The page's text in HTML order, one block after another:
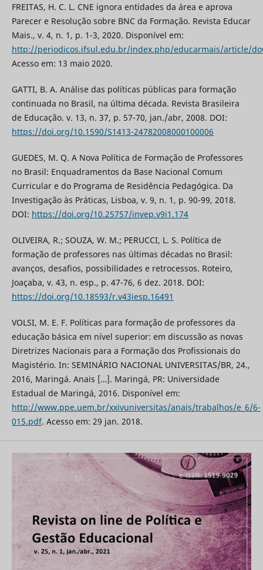
FREITAS, H. C. L. CNE ignora entidades da área e aprova
Parecer e Resolução sobre BNC da Formação. Revista Educar
Mais., v. 4, n. 1, p. 1-3, 2020. Disponível em:
http://periodicos.ifsul.edu.br/index.php/educarmais/article/
Acesso em: 13 maio 2020.
GATTI, B. A. Análise das políticas públicas para formação
continuada no Brasil, na última década. Revista Brasileira
de Educação. v. 13, n. 37, p. 57-70, jan./abr, 2008. DOI:
https://doi.org/10.1590/S1413-24782008000100006
GUEDES, M. Q. A Nova Política de Formação de Professores
no Brasil: Enquadramentos da Base Nacional Comum
Curricular e do Programa de Residência Pedagógica. Da
Investigação às Práticas, Lisboa, v. 9, n. 1, p. 90-99, 2018.
DOI: https://doi.org/10.25757/invep.v9i1.174
OLIVEIRA, R.; SOUZA, W. M.; PERUCCI, L. S. Política de
formação de professores nas últimas décadas no Brasil:
avanços, desafios, possibilidades e retrocessos. Roteiro,
Joaçaba, v. 43, n. esp., p. 47-76, 6 dez. 2018. DOI:
https://doi.org/10.18593/r.v43iesp.16491
VOLSI, M. E. F. Políticas para formação de professores da
educação básica em nível superior: em discussão as novas
Diretrizes Nacionais para a Formação dos Profissionais do
Magistério. In: SEMINÁRIO NACIONAL UNIVERSITAS/BR, 24.,
2016, Maringá. Anais […]. Maringá, PR: Universidade
Estadual de Maringá, 2016. Disponível em:
http://www.ppe.uem.br/xxivuniversitas/anais/trabalhos/e_6/6-
015.pdf. Acesso em: 29 jan. 2018.